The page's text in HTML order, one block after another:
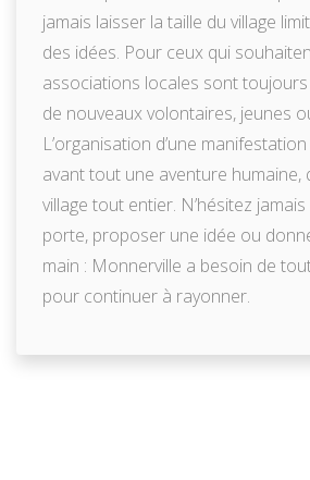
jamais laisser la taille du village
des idées. Pour ceux qui
associations locales sont
de nouveaux volontaires, jeunes
L’organisation d’une
avant tout une aventure humaine,
village tout entier. N’hésitez
porte, proposer une idée ou
main : Monnerville a besoin de
pour continuer à rayonner.